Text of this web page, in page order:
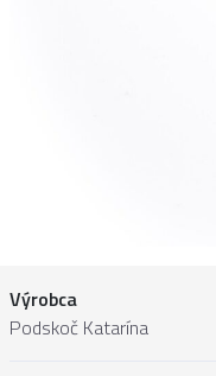
Výrobca
Podskoč Katarína